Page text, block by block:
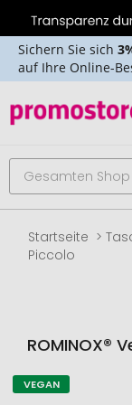
Sichern Sie sich
auf Ihre Online-
Startseite
Piccolo
ROMINOX®
Zum
VEGAN